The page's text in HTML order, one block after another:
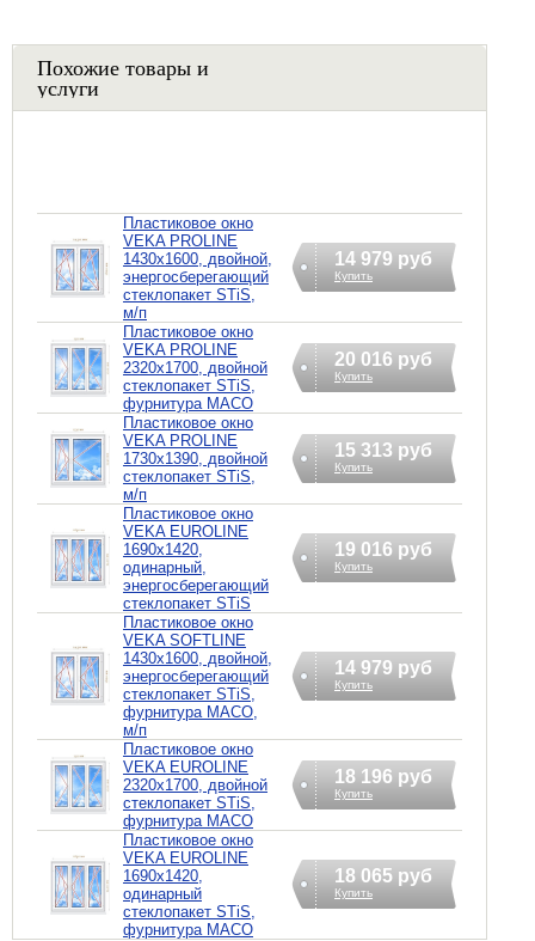
Похожие товары и
услуги
Пластиковое окно
VEKA PROLINE
1430х1600, двойной,
энергосберегающий
стеклопакет STiS,
м/п
14 979 руб
Купить
Пластиковое окно
VEKA PROLINE
2320х1700, двойной
стеклопакет STiS,
фурнитура MACO
20 016 руб
Купить
Пластиковое окно
VEKA PROLINE
1730х1390, двойной
стеклопакет STiS,
м/п
15 313 руб
Купить
Пластиковое окно
VEKA EUROLINE
1690х1420,
одинарный,
энергосберегающий
стеклопакет STiS
19 016 руб
Купить
Пластиковое окно
VEKA SOFTLINE
1430х1600, двойной,
энергосберегающий
стеклопакет STiS,
фурнитура MACO,
м/п
14 979 руб
Купить
Пластиковое окно
VEKA EUROLINE
2320х1700, двойной
стеклопакет STiS,
фурнитура MACO
18 196 руб
Купить
Пластиковое окно
VEKA EUROLINE
1690х1420,
одинарный
стеклопакет STiS,
фурнитура MACO
18 065 руб
Купить